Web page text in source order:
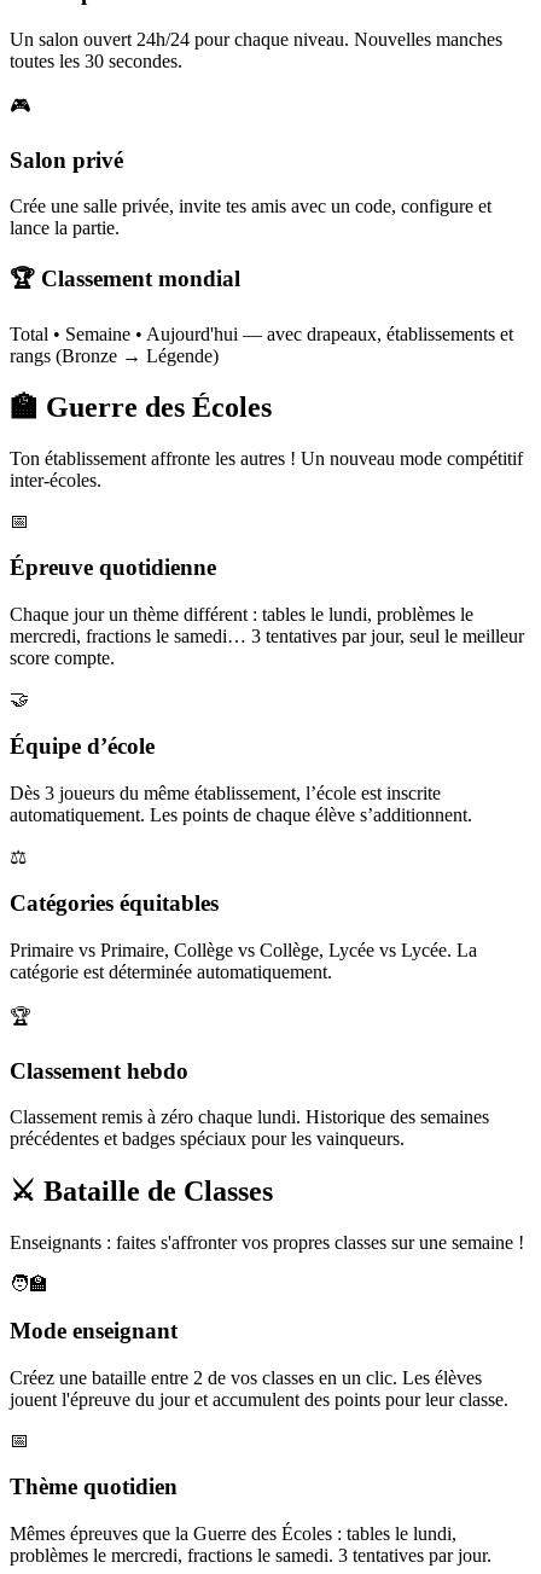
Un salon ouvert 24h/24 pour chaque niveau. Nouvelles manches
toutes les 30 secondes.
🎮
Salon privé
Crée une salle privée, invite tes amis avec un code, configure et
lance la partie.
🏆 Classement mondial
Total • Semaine • Aujourd'hui — avec drapeaux, établissements et
rangs (Bronze → Légende)
🏫 Guerre des Écoles
Ton établissement affronte les autres ! Un nouveau mode compétitif
inter-écoles.
📅
Épreuve quotidienne
Chaque jour un thème différent : tables le lundi, problèmes le
mercredi, fractions le samedi… 3 tentatives par jour, seul le meilleur
score compte.
🤝
Équipe d’école
Dès 3 joueurs du même établissement, l’école est inscrite
automatiquement. Les points de chaque élève s’additionnent.
⚖️
Catégories équitables
Primaire vs Primaire, Collège vs Collège, Lycée vs Lycée. La
catégorie est déterminée automatiquement.
🏆
Classement hebdo
Classement remis à zéro chaque lundi. Historique des semaines
précédentes et badges spéciaux pour les vainqueurs.
⚔️ Bataille de Classes
Enseignants : faites s'affronter vos propres classes sur une semaine !
🧑‍🏫
Mode enseignant
Créez une bataille entre 2 de vos classes en un clic. Les élèves
jouent l'épreuve du jour et accumulent des points pour leur classe.
📅
Thème quotidien
Mêmes épreuves que la Guerre des Écoles : tables le lundi,
problèmes le mercredi, fractions le samedi. 3 tentatives par jour.